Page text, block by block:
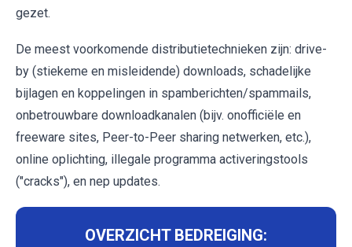
gezet.
De meest voorkomende distributietechnieken zijn: drive-
by (stiekeme en misleidende) downloads, schadelijke
bijlagen en koppelingen in spamberichten/spammails,
onbetrouwbare downloadkanalen (bijv. onofficiële en
freeware sites, Peer-to-Peer sharing netwerken, etc.),
online oplichting, illegale programma activeringstools
("cracks"), en nep updates.
OVERZICHT BEDREIGING: